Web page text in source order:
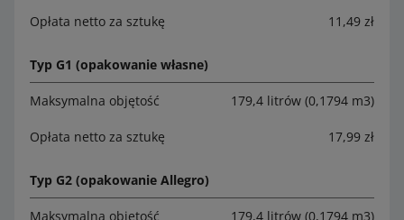
Opłata netto za sztukę 11,49 zł
Typ G1 (opakowanie własne)
Maksymalna objętość 179,4 litrów (0,1794 m3)
Opłata netto za sztukę 17,99 zł
Typ G2 (opakowanie Allegro)
Maksymalna objętość 179,4 litrów (0,1794 m3)